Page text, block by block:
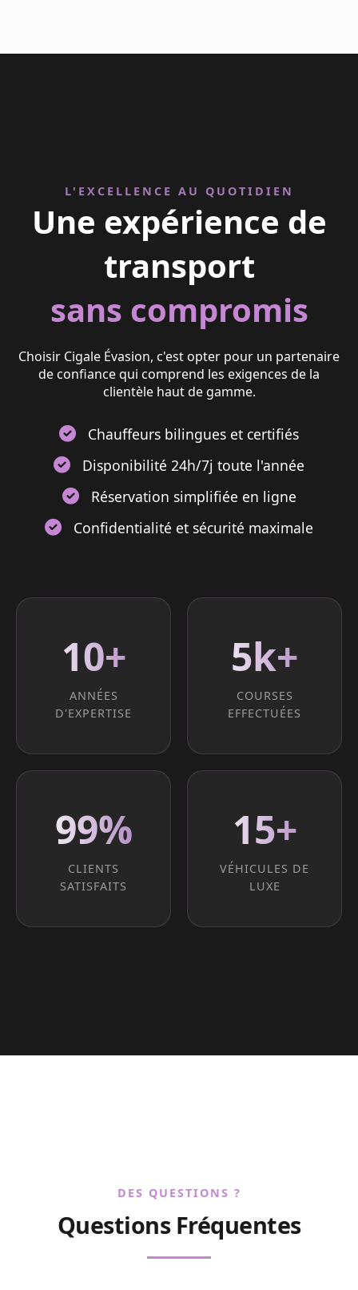
L'EXCELLENCE AU QUOTIDIEN
Une expérience de
transport
sans compromis
Choisir Cigale Évasion, c'est opter pour un partenaire
de confiance qui comprend les exigences de la
clientèle haut de gamme.
Chauffeurs bilingues et certifiés
Disponibilité 24h/7j toute l'année
Réservation simplifiée en ligne
Confidentialité et sécurité maximale
10+
ANNÉES
D'EXPERTISE
5k+
COURSES
EFFECTUÉES
99%
CLIENTS
SATISFAITS
15+
VÉHICULES DE
LUXE
DES QUESTIONS ?
Questions Fréquentes